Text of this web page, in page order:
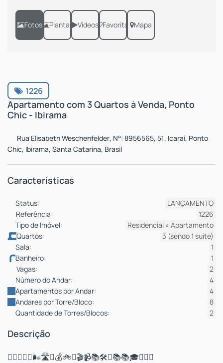
Fotos Plantas Vídeos Favoritar Mapa
Apartamento com 3 Quartos à Venda, Ponto
Chic - Ibirama
1226
Rua Elisabeth Weschenfelder, N°: 8956565, 51, Icaraí, Ponto
Chic, Ibirama, Santa Catarina, Brasil
Características
Status:
LANÇAMENTO
Referência:
1226
Tipo de Imóvel:
Residencial » Apartamento
Quartos:
3 (sendo 1 suíte)
Sala:
1
Banheiro:
1
Vagas:
2
Número do Andar:
4
Apartamentos por Andar:
4
Andares por Torre/Bloco:
8
Quantidade de Torres/Blocos:
2
Descrição
🏋️‍♂️🥩🚨🔥🌬️🛣️📰💰🚲🍷🎬📹📚🛠️🏢📚📚🎓💊🍎🌊